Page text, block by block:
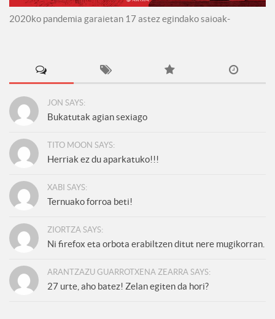
2020ko pandemia garaietan 17 astez egindako saioak-
JON SAYS:
Bukatutak agian sexiago
TITO MOON SAYS:
Herriak ez du aparkatuko!!!
XABI SAYS:
Ternuako forroa beti!
ZIORTZA SAYS:
Ni firefox eta orbota erabiltzen ditut nere mugikorran.
ARANTZAZU GUARROTXENA ZEARRA SAYS:
27 urte, aho batez! Zelan egiten da hori?